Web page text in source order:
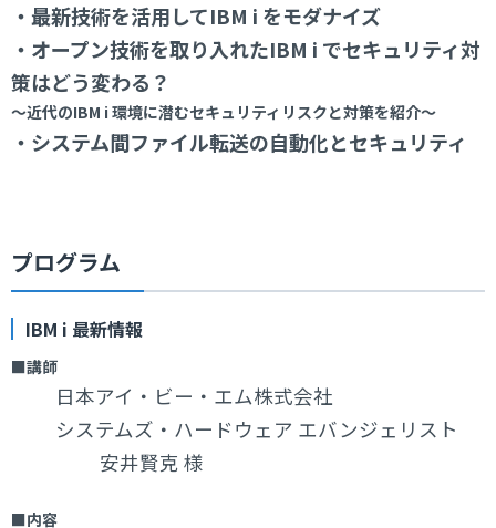
・最新技術を活用してIBM i をモダナイズ
・オープン技術を取り入れたIBM i でセキュリティ対
策はどう変わる？
～近代のIBM i 環境に潜むセキュリティリスクと対策を紹介～
・システム間ファイル転送の自動化とセキュリティ
プログラム
IBM i 最新情報
■講師
日本アイ・ビー・エム株式会社
システムズ・ハードウェア エバンジェリスト
安井賢克 様
■内容